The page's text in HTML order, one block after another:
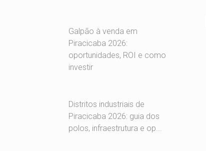
Galpão à venda em
Piracicaba 2026:
oportunidades, ROI e como
investir
Distritos industriais de
Piracicaba 2026: guia dos
polos, infraestrutura e op...